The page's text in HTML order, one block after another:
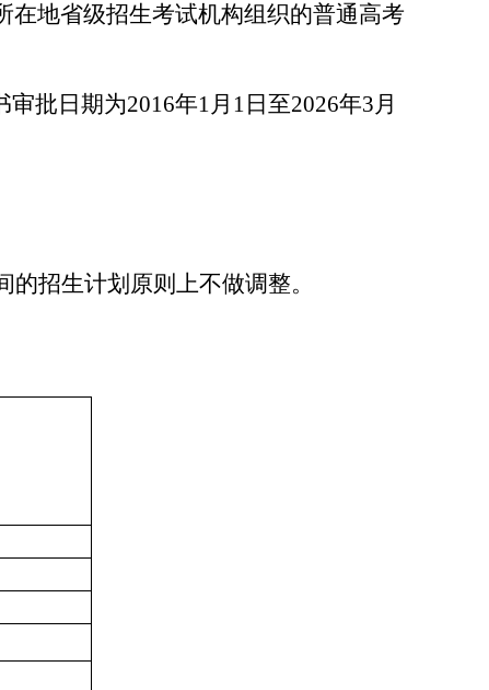
在地省级招生考试机构组织的普通高考
审批日期为2016年1月 1 日至2026年3月
招生计划原则上不做调整。